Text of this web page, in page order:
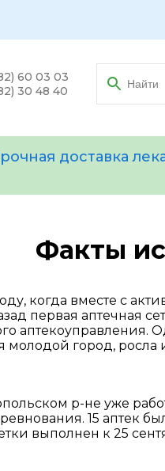
60 03 03
30 48 40
доставка
Факты
когда вместе с
первая аптечная
аптекоуправления.
город, росла
р-не уже
15 аптек
выполнен к 25